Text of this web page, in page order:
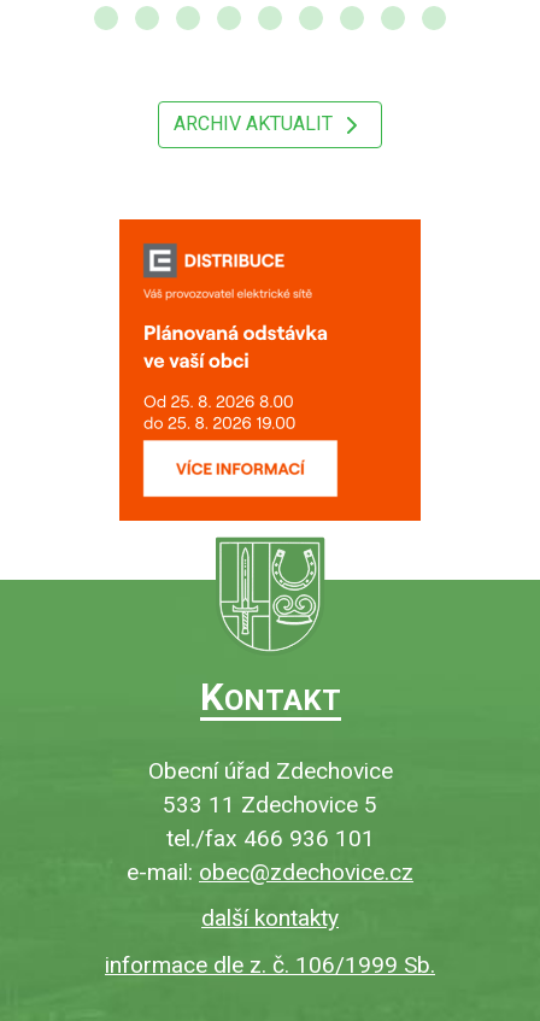
ARCHIV AKTUALIT
KONTAKT
Obecní úřad Zdechovice
533 11 Zdechovice 5
tel./fax 466 936 101
e-mail: obec@zdechovice.cz
další kontakty
informace dle z. č. 106/1999 Sb.